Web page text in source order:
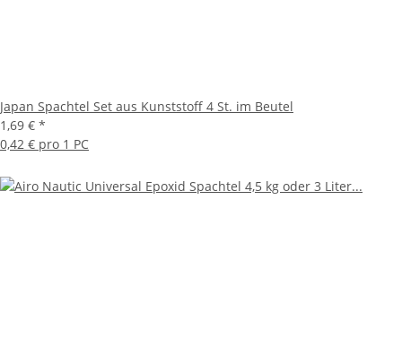
Japan Spachtel Set aus Kunststoff 4 St. im Beutel
1,69 € *
0,42 € pro 1 PC